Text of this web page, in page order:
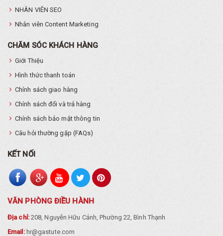
NHÂN VIÊN SEO
Nhân viên Content Marketing
CHĂM SÓC KHÁCH HÀNG
Giới Thiệu
Hình thức thanh toán
Chính sách giao hàng
Chính sách đổi và trả hàng
Chính sách bảo mật thông tin
Câu hỏi thường gặp (FAQs)
KẾT NỐI
VĂN PHÒNG ĐIỀU HÀNH
Địa chỉ:208, Nguyễn Hữu Cảnh, Phường 22, Bình Thạnh
Email: hr@gastute.com